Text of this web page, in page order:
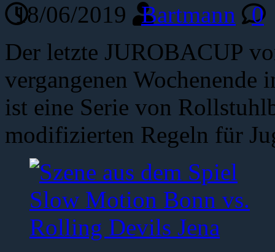
18/06/2019 Bartmann
0
Der letzte JUROBACUP
vergangenen
ist eine Serie von
modifizierten Regeln für